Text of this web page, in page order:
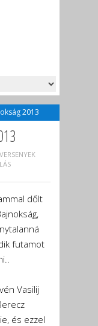
2013
VERSENYEK
dőlt
futamot
Vasilij
és ezzel